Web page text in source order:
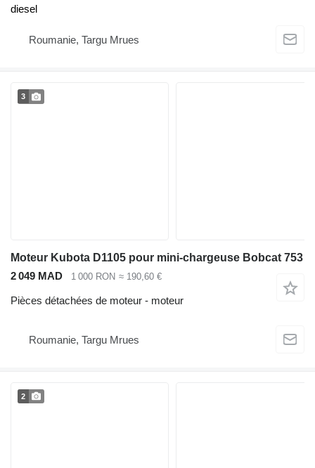
diesel
Roumanie, Targu Mrues
3
Moteur Kubota D1105 pour mini-chargeuse Bobcat 753
2 049 MAD
1 000 RON ≈ 190,60 €
Pièces détachées de moteur - moteur
Roumanie, Targu Mrues
2